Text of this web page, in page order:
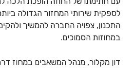
לספקית שירותי המחזור הגדולה
התכנון, צפויה החברה להמשיך
במחוזות הסמוכים.
דון מקלור, מנהל המשאבים במחוז